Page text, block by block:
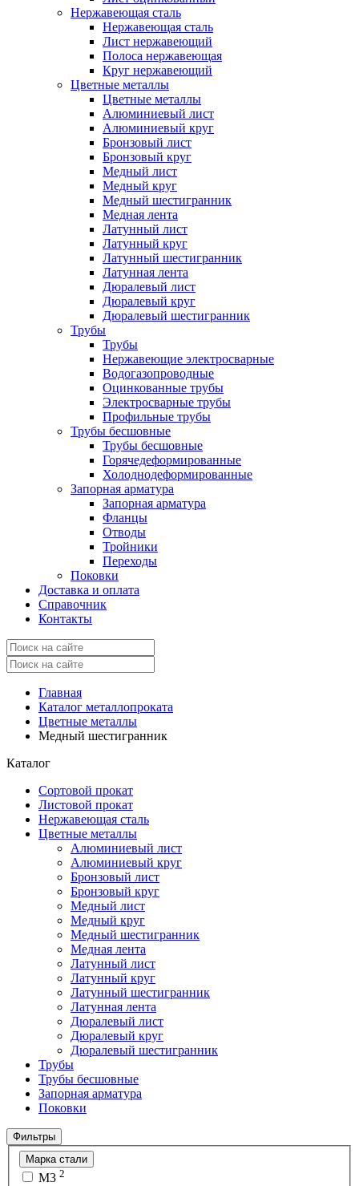
Нержавеющая сталь
Нержавеющая сталь
Лист нержавеющий
Полоса нержавеющая
Круг нержавеющий
Цветные металлы
Цветные металлы
Алюминиевый лист
Алюминиевый круг
Бронзовый лист
Бронзовый круг
Медный лист
Медный круг
Медный шестигранник
Медная лента
Латунный лист
Латунный круг
Латунный шестигранник
Латунная лента
Дюралевый лист
Дюралевый круг
Дюралевый шестигранник
Трубы
Трубы
Нержавеющие электросварные
Водогазопроводные
Оцинкованные трубы
Электросварные трубы
Профильные трубы
Трубы бесшовные
Трубы бесшовные
Горячедеформированные
Холоднодеформированные
Запорная арматура
Запорная арматура
Фланцы
Отводы
Тройники
Переходы
Поковки
Доставка и оплата
Справочник
Контакты
Главная
Каталог металлопроката
Цветные металлы
Медный шестигранник
Каталог
Сортовой прокат
Листовой прокат
Нержавеющая сталь
Цветные металлы
Алюминиевый лист
Алюминиевый круг
Бронзовый лист
Бронзовый круг
Медный лист
Медный круг
Медный шестигранник
Медная лента
Латунный лист
Латунный круг
Латунный шестигранник
Латунная лента
Дюралевый лист
Дюралевый круг
Дюралевый шестигранник
Трубы
Трубы бесшовные
Запорная арматура
Поковки
Фильтры
Марка стали
М3 2